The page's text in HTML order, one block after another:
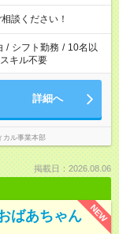
談ください！
/ シフト勤務 / 10名以
キル不要
詳細へ
ル事業本部
掲載日：2026.08.06
NEW
ばあちゃん